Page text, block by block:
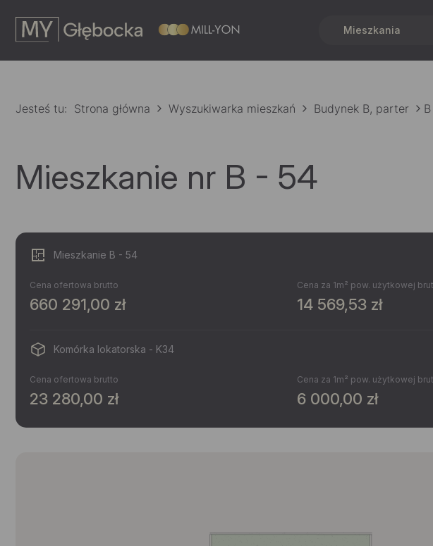
Mieszkania
Jesteś tu: Strona główna Wyszukiwarka mieszkań Budynek B, parter
Mieszkanie nr B - 54
Mieszkanie B - 54
Cena ofertowa brutto
660 291,00 zł
Cena za 1m² pow. użytkowej
14 569,53 zł
Komórka lokatorska - K34
Cena ofertowa brutto
23 280,00 zł
Cena za 1m² pow. użytkowej
6 000,00 zł